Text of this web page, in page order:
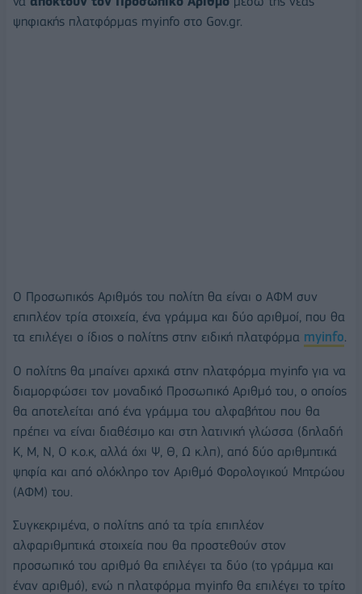
ψηφιακής πλατφόρμας myinfo στο Gov.gr.
Ο Προσωπικός Αριθμός του πολίτη θα είναι ο ΑΦΜ συν
επιπλέον τρία στοιχεία, ένα γράμμα και δύο αριθμοί, που θα
τα επιλέγει ο ίδιος ο πολίτης στην ειδική πλατφόρμα myinfo.
Ο πολίτης θα μπαίνει αρχικά στην πλατφόρμα myinfo για να
διαμορφώσει τον μοναδικό Προσωπικό Αριθμό του, ο οποίος
θα αποτελείται από ένα γράμμα του αλφαβήτου που θα
πρέπει να είναι διαθέσιμο και στη λατινική γλώσσα (δηλαδή
Κ, Μ, Ν, Ο κ.ο.κ, αλλά όχι Ψ, Θ, Ω κ.λπ), από δύο αριθμητικά
ψηφία και από ολόκληρο τον Αριθμό Φορολογικού Μητρώου
(ΑΦΜ) του.
Συγκεκριμένα, ο πολίτης από τα τρία επιπλέον
αλφαριθμητικά στοιχεία που θα προστεθούν στον
προσωπικό του αριθμό θα επιλέγει τα δύο (το γράμμα και
έναν αριθμό), ενώ η πλατφόρμα myinfo θα επιλέγει το τρίτο